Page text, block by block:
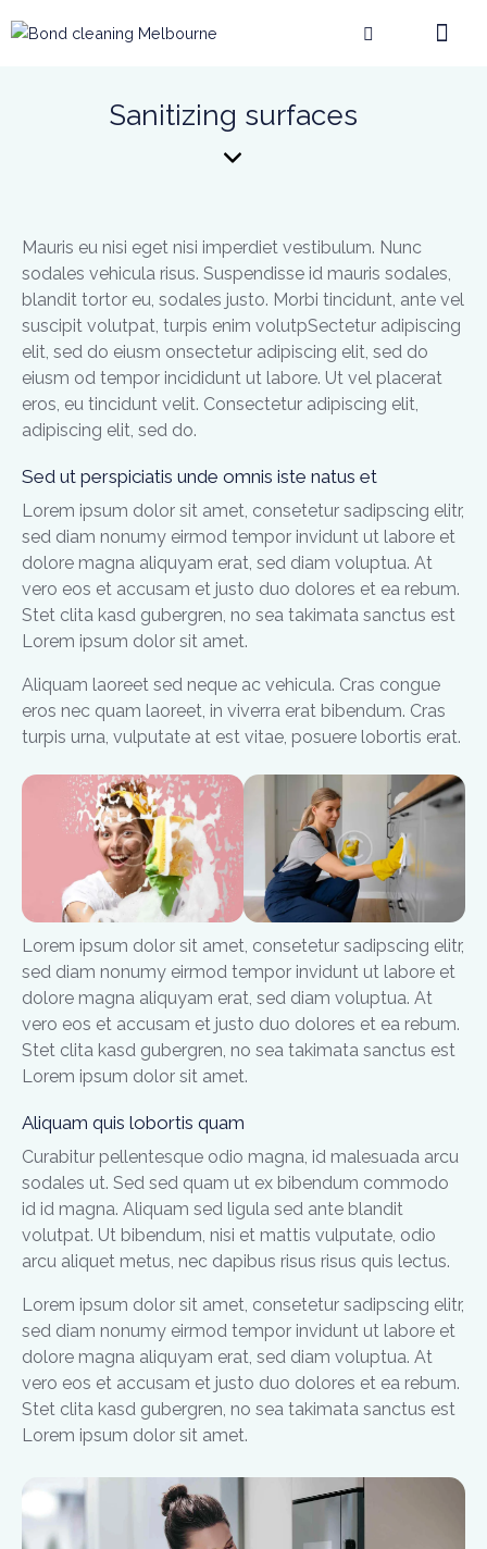
Sanitizing surfaces
Mauris eu nisi eget nisi imperdiet vestibulum. Nunc
sodales vehicula risus. Suspendisse id mauris sodales,
blandit tortor eu, sodales justo. Morbi tincidunt, ante vel
suscipit volutpat, turpis enim volutpSectetur adipiscing
elit, sed do eiusm onsectetur adipiscing elit, sed do
eiusm od tempor incididunt ut labore. Ut vel placerat
eros, eu tincidunt velit. Consectetur adipiscing elit,
adipiscing elit, sed do.
Sed ut perspiciatis unde omnis iste natus et
Lorem ipsum dolor sit amet, consetetur sadipscing elitr,
sed diam nonumy eirmod tempor invidunt ut labore et
dolore magna aliquyam erat, sed diam voluptua. At
vero eos et accusam et justo duo dolores et ea rebum.
Stet clita kasd gubergren, no sea takimata sanctus est
Lorem ipsum dolor sit amet.
Aliquam laoreet sed neque ac vehicula. Cras congue
eros nec quam laoreet, in viverra erat bibendum. Cras
turpis urna, vulputate at est vitae, posuere lobortis erat.
Lorem ipsum dolor sit amet, consetetur sadipscing elitr,
sed diam nonumy eirmod tempor invidunt ut labore et
dolore magna aliquyam erat, sed diam voluptua. At
vero eos et accusam et justo duo dolores et ea rebum.
Stet clita kasd gubergren, no sea takimata sanctus est
Lorem ipsum dolor sit amet.
Aliquam quis lobortis quam
Curabitur pellentesque odio magna, id malesuada arcu
sodales ut. Sed sed quam ut ex bibendum commodo
id id magna. Aliquam sed ligula sed ante blandit
volutpat. Ut bibendum, nisi et mattis vulputate, odio
arcu aliquet metus, nec dapibus risus risus quis lectus.
Lorem ipsum dolor sit amet, consetetur sadipscing elitr,
sed diam nonumy eirmod tempor invidunt ut labore et
dolore magna aliquyam erat, sed diam voluptua. At
vero eos et accusam et justo duo dolores et ea rebum.
Stet clita kasd gubergren, no sea takimata sanctus est
Lorem ipsum dolor sit amet.